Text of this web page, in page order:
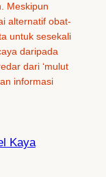
Meskipun
alternatif obat-
untuk sesekali
daripada
dari ‘mulut
informasi